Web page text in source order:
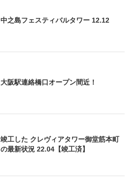
中之島フェスティバルタワー 12.12
大阪駅連絡橋口オープン間近！
竣工した クレヴィアタワー御堂筋本町
の最新状況 22.04【竣工済】